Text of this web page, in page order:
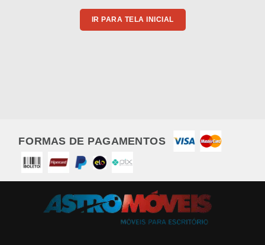
IR PARA TELA INICIAL
FORMAS DE PAGAMENTOS